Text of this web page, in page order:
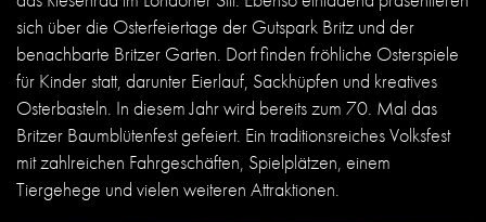
sich über die Osterfeiertage der Gutspark Britz und der
benachbarte Britzer Garten. Dort finden fröhliche Osterspiele
für Kinder statt, darunter Eierlauf, Sackhüpfen und kreatives
Osterbasteln. In diesem Jahr wird bereits zum 70. Mal das
Britzer Baumblütenfest gefeiert. Ein traditionsreiches Volksfest
mit zahlreichen Fahrgeschäften, Spielplätzen, einem
Tiergehege und vielen weiteren Attraktionen.